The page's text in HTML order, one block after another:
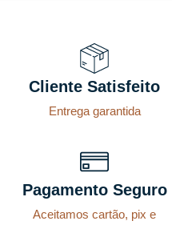
Cliente Satisfeito
Entrega garantida
Pagamento Seguro
Aceitamos cartão, pix e